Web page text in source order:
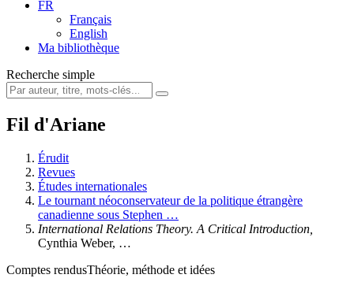
FR
Français
English
Ma bibliothèque
Recherche simple
Fil d'Ariane
Érudit
Revues
Études internationales
Le tournant néoconservateur de la politique étrangère
canadienne sous Stephen …
International Relations Theory. A Critical Introduction,
Cynthia Weber, …
Comptes rendusThéorie, méthode et idées